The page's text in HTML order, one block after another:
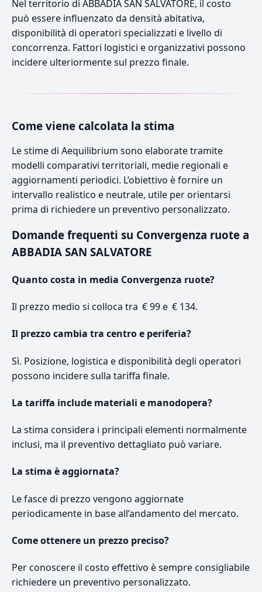
Nel territorio di ABBADIA SAN SALVATORE, il costo
può essere influenzato da densità abitativa,
disponibilità di operatori specializzati e livello di
concorrenza. Fattori logistici e organizzativi possono
incidere ulteriormente sul prezzo finale.
Come viene calcolata la stima
Le stime di Aequilibrium sono elaborate tramite
modelli comparativi territoriali, medie regionali e
aggiornamenti periodici. L’obiettivo è fornire un
intervallo realistico e neutrale, utile per orientarsi
prima di richiedere un preventivo personalizzato.
Domande frequenti su Convergenza ruote a
ABBADIA SAN SALVATORE
Quanto costa in media Convergenza ruote?
Il prezzo medio si colloca tra € 99 e € 134.
Il prezzo cambia tra centro e periferia?
Sì. Posizione, logistica e disponibilità degli operatori
possono incidere sulla tariffa finale.
La tariffa include materiali e manodopera?
La stima considera i principali elementi normalmente
inclusi, ma il preventivo dettagliato può variare.
La stima è aggiornata?
Le fasce di prezzo vengono aggiornate
periodicamente in base all’andamento del mercato.
Come ottenere un prezzo preciso?
Per conoscere il costo effettivo è sempre consigliabile
richiedere un preventivo personalizzato.